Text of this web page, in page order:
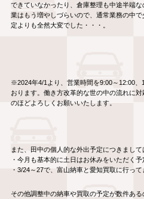
できていなかったり、倉庫整理も中途半端
業はもう増やしづらいので、通常業務の中
定よりも全然大変でした・・・。
※2024年4/1より、営業時間を9:00～12:00、
おります。働き方改革的な世の中の流れに
のほどよろしくお願いいたします。
また、田中の個人的な外出予定につきまして
・今月も基本的に土日はお休みをいただく予
・3/24～27で、富山納車と愛知買取に行って
その他調整中の納車や買取の予定が数件あ